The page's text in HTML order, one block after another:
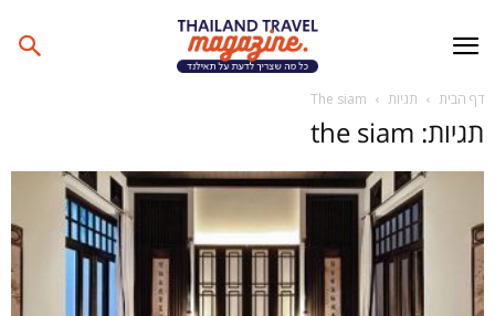
דף הבית תגיות The siam
תגיות: the siam